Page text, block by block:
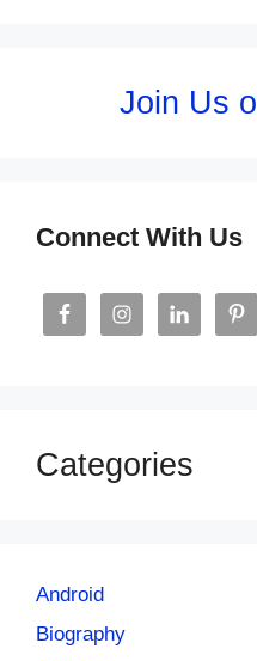
Join Us
Connect With Us
Categories
Android
Biography